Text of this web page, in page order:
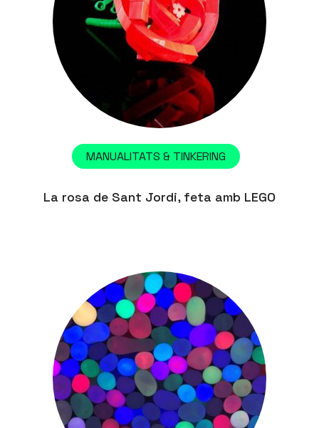
MANUALITATS & TINKERING
La rosa de Sant Jordi, feta amb LEGO